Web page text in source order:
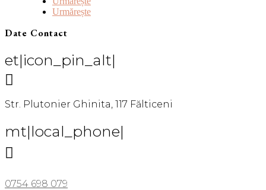
Urmărește
Date Contact
et|icon_pin_alt|

Str. Plutonier Ghinita, 117 Fălticeni
mt|local_phone|

0754 698 079